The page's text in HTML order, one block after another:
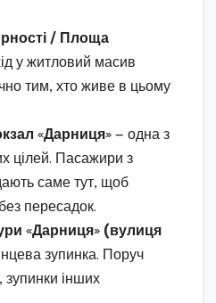
/ Площа
у житловий масив
тим, хто живе в цьому
«Дарниця» — одна з
цілей. Пасажири з
саме тут, щоб
пересадок.
«Дарниця» (вулиця
зупинка. Поруч
зупинки інших